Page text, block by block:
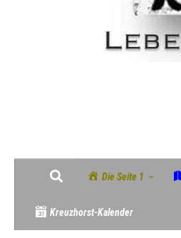
Die Seite 1
Kreuzhorst-Kalender